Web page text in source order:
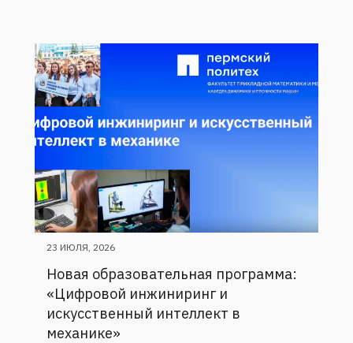
23 ИЮЛЯ, 2026
Новая образовательная программа:
«Цифровой инжиниринг и
искусственный интеллект в
механике»